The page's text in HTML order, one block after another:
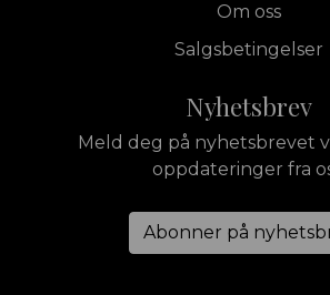
Om oss
Salgsbetingelser
Nyhetsbrev
Meld deg på nyhetsbrevet
oppdateringer fra
Abonner på